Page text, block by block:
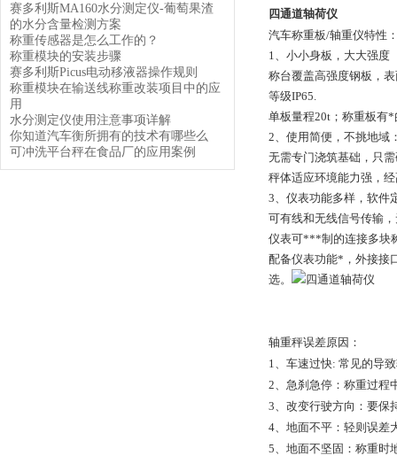
赛多利斯MA160水分测定仪-葡萄果渣
的水分含量检测方案
称重传感器是怎么工作的？
称重模块的安装步骤
赛多利斯Picus电动移液器操作规则
称重模块在输送线称重改装项目中的应
用
水分测定仪使用注意事项详解
你知道汽车衡所拥有的技术有哪些么
可冲洗平台秤在食品厂的应用案例
四通道轴荷仪
汽车称重板/轴重仪特性
1、小小身板，大大强度
称台覆盖高强度钢板，
等级IP65.
单板量程20t；称重板有
2、使用简便，不挑地域
无需专门浇筑基础，只
秤体适应环境能力强，
3、仪表功能多样，软件
可有线和无线信号传输
仪表可***制的连接多块
配备仪表功能*，外接接
选。
轴重秤误差原因：
1、车速过快: 常见的导
2、急刹急停：称重过程
3、改变行驶方向：要保
4、地面不平：轻则误差
5、地面不坚固：称重时